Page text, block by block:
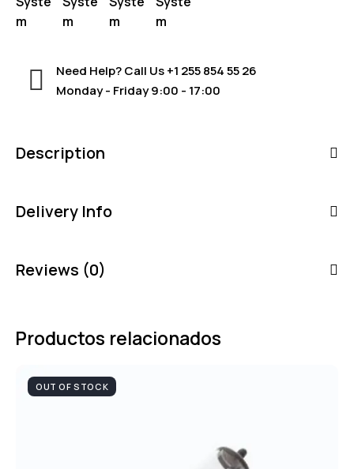
Need Help? Call Us+1 255 854 55 26
Monday - Friday 9:00 - 17:00
Description
Delivery Info
Reviews (0)
Productos relacionados
OUT OF STOCK